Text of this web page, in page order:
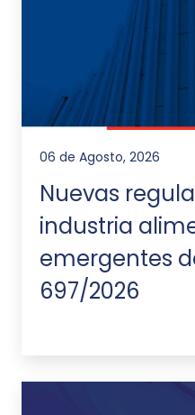
06 de Agosto, 2026
Nuevas
industria
emergentes
697/2026